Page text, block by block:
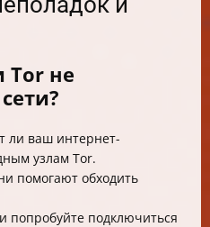
Tor не
ли ваш интернет-
узлам Tor.
помогают обходить
попробуйте подключиться